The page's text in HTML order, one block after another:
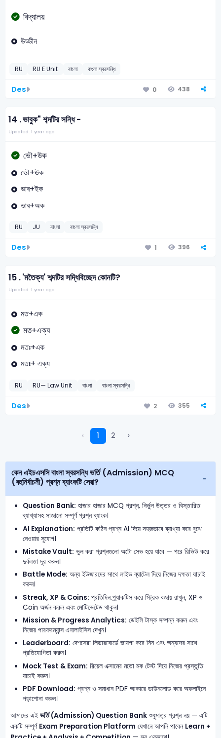
বিদ্যালয়
উড্ডীন
RU RU E Unit বাংলা বাংলা স্বরসন্ধি
Des 0 438
14 .ভাবুক" শব্দটির সন্ধি -
Updated: 1 year ago
ভৌ+উক
ভৌ+ঊক
ভাব+ইক
ভাব+অক
RU JU বাংলা বাংলা স্বরসন্ধি
Des 1 396
15 .'মতৈক্য' শব্দটির সদ্ধিবিচ্ছেদ কোনটি?
Updated: 1 year ago
মত+এক
মত+এক্য
মতঃ+এক
মতঃ+ এক্য
RU RU— Law Unit বাংলা বাংলা স্বরসন্ধি
Des 2 355
‹ 1 2 ›
কেন এইচএসসি বাংলা স্বরসন্ধি ভর্তি (Admission) MCQ
(বহুনির্বাচনী) প্রশ্ন ব্যাংকটি সেরা?
Question Bank: হাজার হাজার MCQ প্রশ্ন, নির্ভুল উত্তর ও বিস্তারিত
ব্যাখ্যাসহ সাজানো সম্পূর্ণ প্রশ্ন ব্যাংক।
AI Explanation: প্রতিটি কঠিন প্রশ্ন AI দিয়ে সহজভাবে ব্যাখ্যা করে বুঝে
নেওয়ার সুযোগ।
Mistake Vault: ভুল করা প্রশ্নগুলো অটো সেভ হয়ে যাবে — পরে রিভিউ করে
দুর্বলতা দূর করুন।
Battle Mode: অন্য ইউজারদের সাথে লাইভ ব্যাটেল দিয়ে নিজের দক্ষতা যাচাই
করুন।
Streak, XP & Coins: প্রতিদিন প্র্যাকটিস করে স্ট্রিক বজায় রাখুন, XP ও
Coin অর্জন করুন এবং মোটিভেটেড থাকুন।
Mission & Progress Analytics: ডেইলি টাস্ক সম্পন্ন করুন এবং
নিজের পারফরম্যান্স এনালাইসিস দেখুন।
Leaderboard: দেশসেরা লিডারবোর্ডে জায়গা করে নিন এবং অন্যদের সাথে
প্রতিযোগিতা করুন।
Mock Test & Exam: রিয়েল এক্সামের মতো মক টেস্ট দিয়ে নিজের প্রস্তুতি
যাচাই করুন।
PDF Download: প্রশ্ন ও সমাধান PDF আকারে ডাউনলোড করে অফলাইনে
পড়াশোনা করুন।
আমাদের এই ভর্তি (Admission) Question Bankশুধুমাত্র প্রশ্ন নয় — এটি
একটি সম্পূর্ণ Exam Preparation Platform যেখানে আপনি পাবেন Learn +